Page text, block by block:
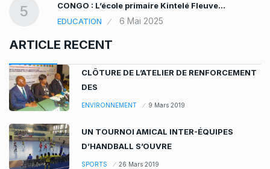
5
CONGO : L’école primaire Kintelé Fleuve…
EDUCATION
6 Mai 2025
ARTICLE RECENT
CLÔTURE DE L’ATELIER DE RENFORCEMENT
DES
ENVIRONNEMENT 9 Mars 2019
UN TOURNOI AMICAL INTER-ÉQUIPES
D’HANDBALL S’OUVRE
SPORTS 26 Mars 2019